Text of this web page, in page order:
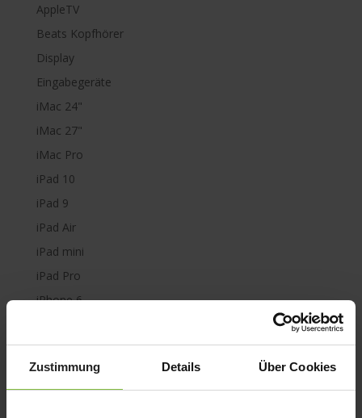
Zustimmung Details Über Cookies
AppleTV
Beats Kopfhörer
Display
Eingabegeräte
iMac 24"
iMac 27"
iMac Pro
iPad 10
iPad 9
iPad Air
iPad mini
iPad Pro
iPhone 6
iPhone 8
iPhone SE